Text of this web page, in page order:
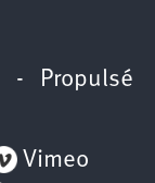
- Propulsé
Vimeo